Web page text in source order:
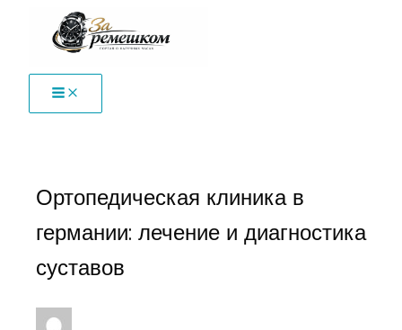
содержимому
Ортопедическая клиника в
германии: лечение и диагностика
суставов